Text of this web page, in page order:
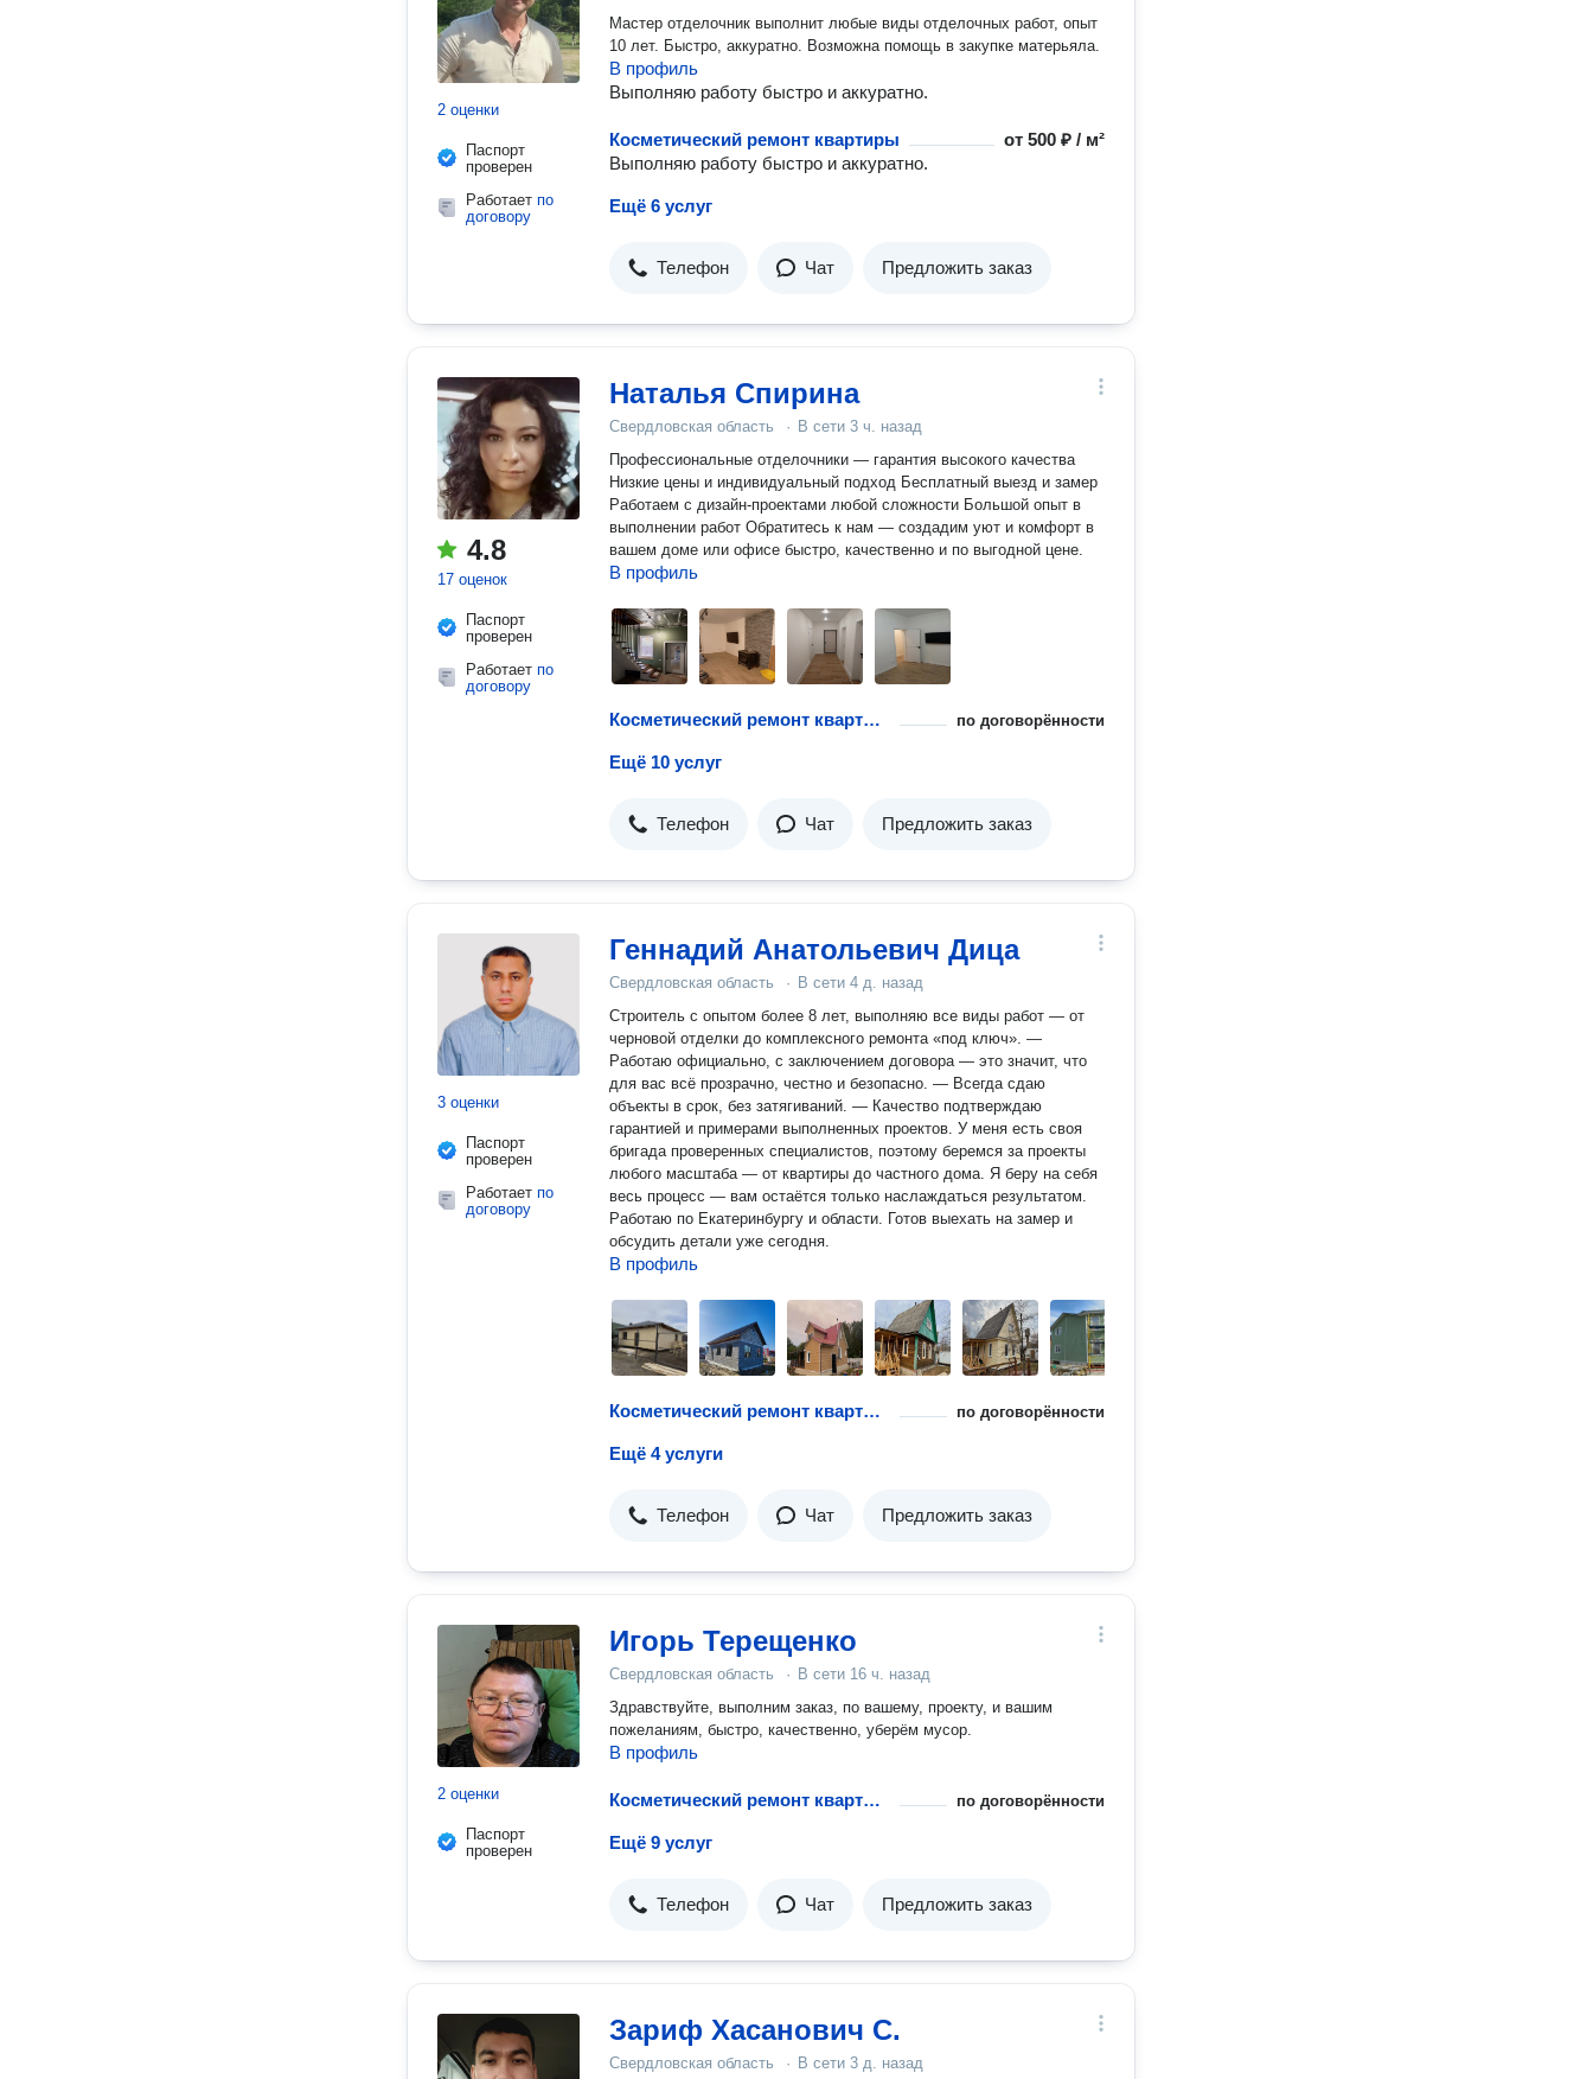
2 оценки
Паспорт
проверен
Работает по
договору
Мастер отделочник выполнит любые виды отделочных работ, опыт
10 лет. Быстро, аккуратно. Возможна помощь в закупке матерьяла.
В профиль
Выполняю работу быстро и аккуратно.
Косметический ремонт квартиры от500 ₽ / м²
Выполняю работу быстро и аккуратно.
Ещё 6 услуг
Телефон Чат Предложить заказ
4.8
17 оценок
Паспорт
проверен
Работает по
договору
Наталья Спирина
Свердловская область · В сети 3 ч. назад
Профессиональные отделочники — гарантия высокого качества
Низкие цены и индивидуальный подход Бесплатный выезд и замер
Работаем с дизайн-проектами любой сложности Большой опыт в
выполнении работ Обратитесь к нам — создадим уют и комфорт в
вашем доме или офисе быстро, качественно и по выгодной цене.
В профиль
Косметический ремонт квартиры по договорённости
Ещё 10 услуг
Телефон Чат Предложить заказ
3 оценки
Паспорт
проверен
Работает по
договору
Геннадий Анатольевич Дица
Свердловская область · В сети 4 д. назад
Строитель с опытом более 8 лет, выполняю все виды работ — от
черновой отделки до комплексного ремонта «под ключ». —
Работаю официально, с заключением договора — это значит, что
для вас всё прозрачно, честно и безопасно. — Всегда сдаю
объекты в срок, без затягиваний. — Качество подтверждаю
гарантией и примерами выполненных проектов. У меня есть своя
бригада проверенных специалистов, поэтому беремся за проекты
любого масштаба — от квартиры до частного дома. Я беру на себя
весь процесс — вам остаётся только наслаждаться результатом.
Работаю по Екатеринбургу и области. Готов выехать на замер и
обсудить детали уже сегодня.
В профиль
Косметический ремонт квартиры по договорённости
Ещё 4 услуги
Телефон Чат Предложить заказ
2 оценки
Паспорт
проверен
Игорь Терещенко
Свердловская область · В сети 16 ч. назад
Здравствуйте, выполним заказ, по вашему, проекту, и вашим
пожеланиям, быстро, качественно, уберём мусор.
В профиль
Косметический ремонт квартиры по договорённости
Ещё 9 услуг
Телефон Чат Предложить заказ
Зариф Хасанович С.
Свердловская область · В сети 3 д. назад